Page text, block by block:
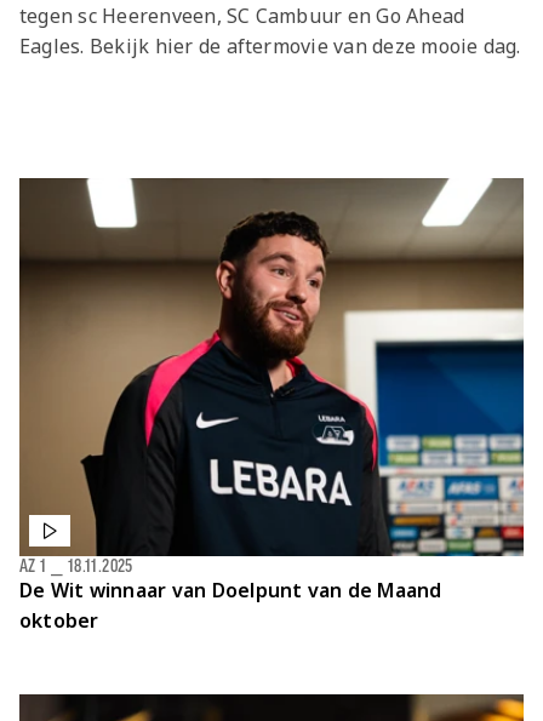
tegen sc Heerenveen, SC Cambuur en Go Ahead
Eagles. Bekijk hier de aftermovie van deze mooie dag.
De Wit winnaar van Doelpunt van de Maand
oktober
AZ 1 18.11.2025